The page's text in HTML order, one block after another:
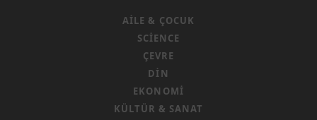
AILE & ÇOCUK
SCIENCE
ÇEVRE
DIN
EKONOMI
KÜLTÜR & SANAT